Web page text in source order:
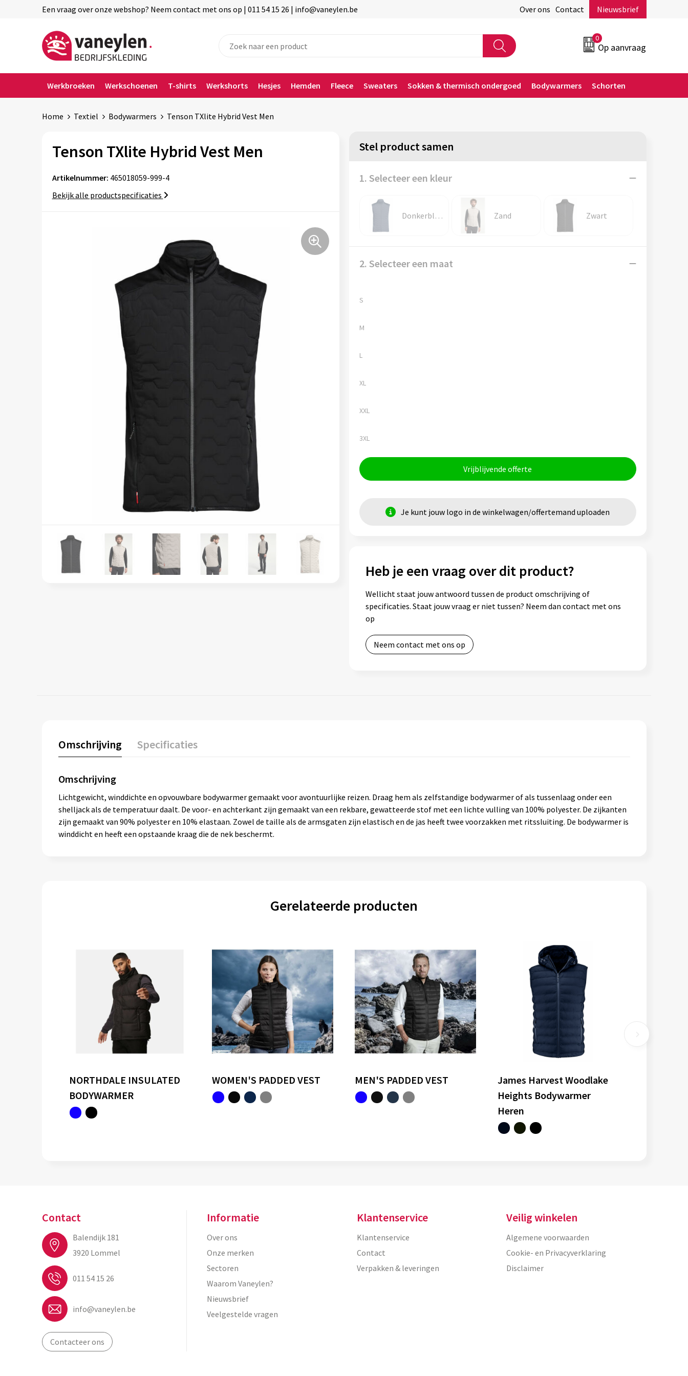
Een vraag over onze webshop? Neem contact met ons op | 011 54 15 26 | info@vaneylen.be Over ons Contact Nieuwsbrief
0
Op aanvraag
Werkbroeken Werkschoenen T-shirts Werkshorts Hesjes Hemden Fleece Sweaters Sokken & thermisch ondergoed Bodywarmers Schorten
Home Textiel Bodywarmers Tenson TXlite Hybrid Vest Men
Tenson TXlite Hybrid Vest Men
Artikelnummer: 465018059-999-4
Bekijk alle productspecificaties
Stel product samen
1. Selecteer een kleur
Donkerblauw Zand Zwart
2. Selecteer een maat
S
M
L
XL
XXL
3XL
Vrijblijvende offerte
Je kunt jouw logo in de winkelwagen/offertemand uploaden
Heb je een vraag over dit product?
Wellicht staat jouw antwoord tussen de product omschrijving of
specificaties. Staat jouw vraag er niet tussen? Neem dan contact met ons
op
Neem contact met ons op
Omschrijving Specificaties
Omschrijving
Lichtgewicht, winddichte en opvouwbare bodywarmer gemaakt voor avontuurlijke reizen. Draag hem als zelfstandige bodywarmer of als tussenlaag onder een
shelljack als de temperatuur daalt. De voor- en achterkant zijn gemaakt van een rekbare, gewatteerde stof met een lichte vulling van 100% polyester. De zijkanten
zijn gemaakt van 90% polyester en 10% elastaan. Zowel de taille als de armsgaten zijn elastisch en de jas heeft twee voorzakken met ritssluiting. De bodywarmer is
winddicht en heeft een opstaande kraag die de nek beschermt.
Gerelateerde producten
NORTHDALE INSULATED
BODYWARMER
WOMEN'S PADDED VEST MEN'S PADDED VEST
James Harvest Woodlake
Heights Bodywarmer
Heren
Contact
Balendijk 181
3920 Lommel
011 54 15 26
info@vaneylen.be
Contacteer ons
Informatie
Over ons
Onze merken
Sectoren
Waarom Vaneylen?
Nieuwsbrief
Veelgestelde vragen
Klantenservice
Klantenservice
Contact
Verpakken & leveringen
Veilig winkelen
Algemene voorwaarden
Cookie- en Privacyverklaring
Disclaimer